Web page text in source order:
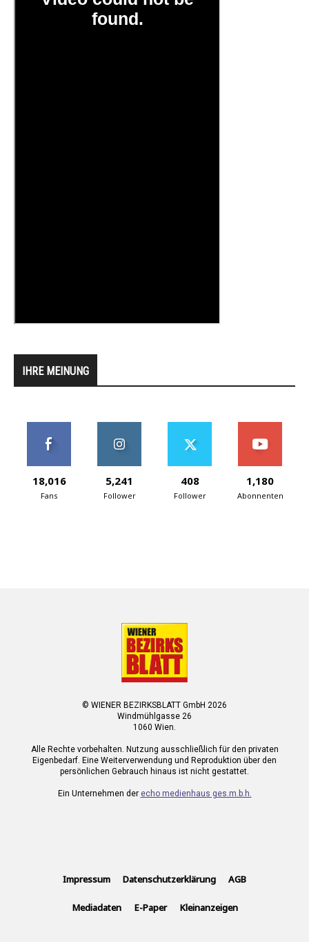
IHRE MEINUNG
18,016
Fans
5,241
Follower
408
Follower
1,180
Abonnenten
© WIENER BEZIRKSBLATT GmbH 2026
Windmühlgasse 26
1060 Wien.
Alle Rechte vorbehalten. Nutzung ausschließlich für den privaten
Eigenbedarf. Eine Weiterverwendung und Reproduktion über den
persönlichen Gebrauch hinaus ist nicht gestattet.
Ein Unternehmen der echo medienhaus ges.m.b.h.
Impressum Datenschutzerklärung AGB
Mediadaten E-Paper Kleinanzeigen